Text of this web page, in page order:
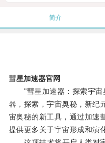
简介
彗星加速器官网
"彗星加速器：探索宇宙
器，探索，宇宙奥秘，新纪
宙奥秘的新工具，通过加速
提供更多关于宇宙形成和演